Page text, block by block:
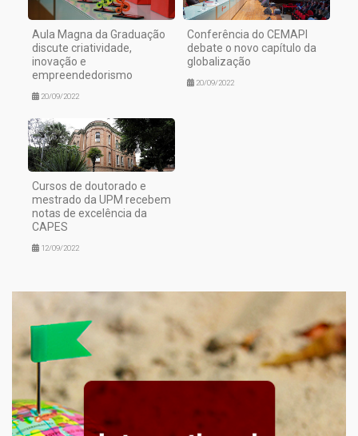
Aula Magna da Graduação
discute criatividade,
inovação e
empreendedorismo
20/09/2022
Conferência do CEMAPI
debate o novo capítulo da
globalização
20/09/2022
Cursos de doutorado e
mestrado da UPM recebem
notas de excelência da
CAPES
12/09/2022